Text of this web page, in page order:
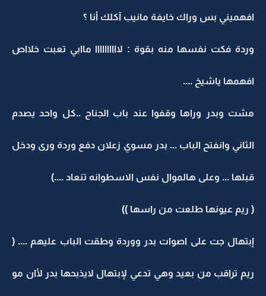
افهميني بس وراك خايفة مانيب آكلك أنا ؟
وردة فكت نفسها منه بقوة : لاااااااااا ماابي تعبت خلااص
افهمها ياشيخ ....
مشت وبدر وراها وقفوا عند باب الجناح ..كل واحد يصدم
الثاني وانفتح الباب ... بدر مسوي زعلان دفع وردة ورى ودخل
قبلها ... وعلى هالموال نفس الاسطوانه تنعاد ....)
( ريم عيونها طلعت من راسها ))
إبتهال جت على اصوات بدر ووردة وطقت الباب عليهم .... (
ريم تراقب من بعيد وهي تدعي لإبتهال لايذبحها بدر لأان مو